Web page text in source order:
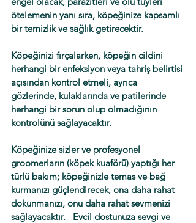
ötelemenin yanı sıra, köpeğinize kapsamlı
bir temizlik ve sağlık getirecektir.
Köpeğinizi fırçalarken, köpeğin cildini
herhangi bir enfeksiyon veya tahriş belirtisi
açısından kontrol etmeli, ayrıca
gözlerinde, kulaklarında ve patilerinde
herhangi bir sorun olup olmadığının
kontrolünü sağlayacaktır.
Köpeğinize sizler ve profesyonel
groomerların (köpek kuaförü) yaptığı her
türlü bakım; köpeğinizle temas ve bağ
kurmanızı güçlendirecek, ona daha rahat
dokunmanızı, onu daha rahat sevmenizi
sağlayacaktır.   Evcil dostunuza sevgi ve